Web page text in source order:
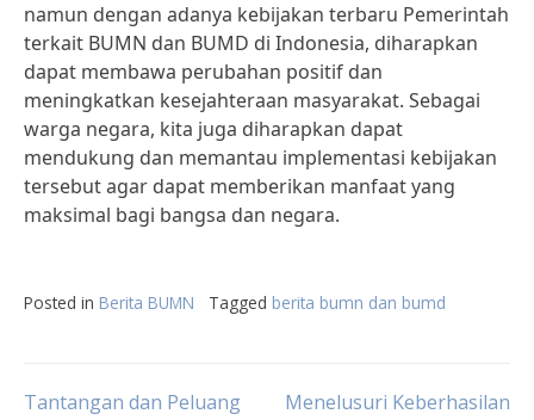
namun dengan adanya kebijakan terbaru Pemerintah
terkait BUMN dan BUMD di Indonesia, diharapkan
dapat membawa perubahan positif dan
meningkatkan kesejahteraan masyarakat. Sebagai
warga negara, kita juga diharapkan dapat
mendukung dan memantau implementasi kebijakan
tersebut agar dapat memberikan manfaat yang
maksimal bagi bangsa dan negara.
Posted in Berita BUMN Tagged berita bumn dan bumd
Tantangan dan Peluang
Menelusuri Keberhasilan